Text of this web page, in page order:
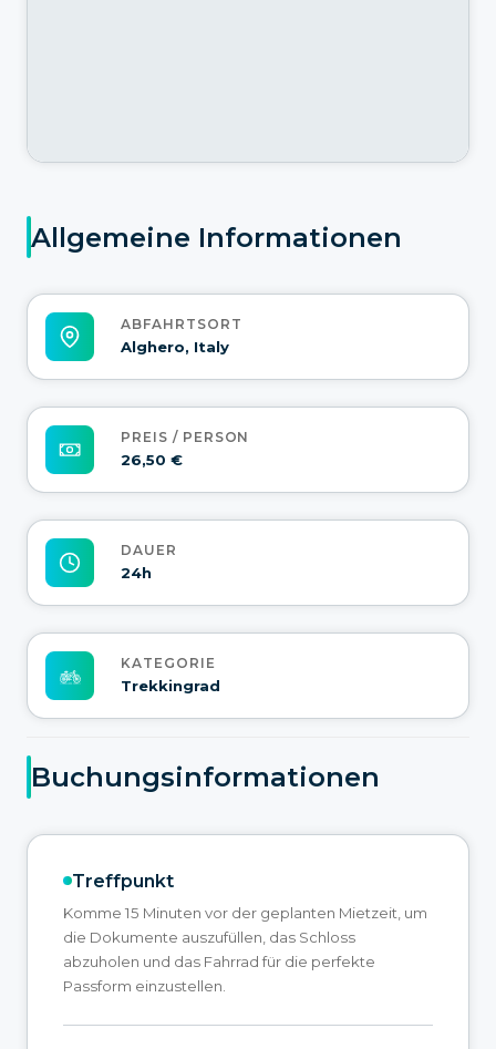
Allgemeine Informationen
ABFAHRTSORT
Alghero, Italy
PREIS / PERSON
26,50 €
DAUER
24h
KATEGORIE
Trekkingrad
Buchungsinformationen
Treffpunkt
Komme 15 Minuten vor der geplanten Mietzeit, um
die Dokumente auszufüllen, das Schloss
abzuholen und das Fahrrad für die perfekte
Passform einzustellen.